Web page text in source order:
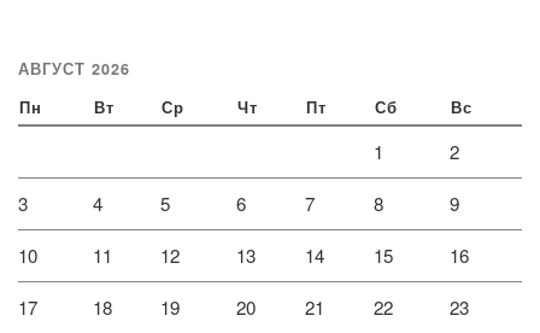
АВГУСТ 2026
Пн Вт Ср Чт Пт Сб Вс
1 2
3 4 5 6 7 8 9
10 11 12 13 14 15 16
17 18 19 20 21 22 23